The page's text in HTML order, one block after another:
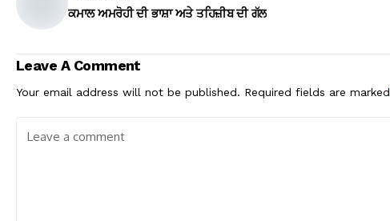
ਕਮਾਲ ਅਮਰੋਹੀ ਦੀ ਭਾਸ਼ਾ ਅਤੇ ਤਹਿਜ਼ੀਬ ਦੀ ਗੱਲ
Leave A Comment
Your email address will not be published. Required fields are marked